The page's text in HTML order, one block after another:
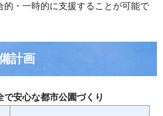
的・一時的に支援することが可能で
計画
安心な都市公園づくり